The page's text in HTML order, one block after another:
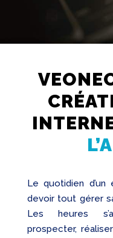
Création
Réseaux
sociaux
Audit
Le quotidien d’un
devoir tout gérer
Les heures
prospecter,